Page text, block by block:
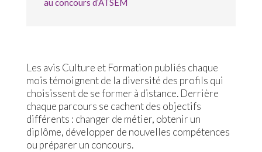
au concours d’ATSEM
Les avis Culture et Formation publiés chaque
mois témoignent de la diversité des profils qui
choisissent de se former à distance. Derrière
chaque parcours se cachent des objectifs
différents : changer de métier, obtenir un
diplôme, développer de nouvelles compétences
ou préparer un concours.